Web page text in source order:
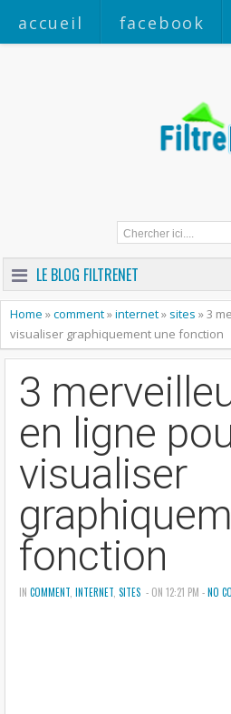
accueil facebook
LE BLOG FILTRENET
Home »comment»internet» sites »3
visualiser graphiquement une fonction
3
en ligne
visualiser
fonction
IN COMMENT INTERNET SITES - ON 12:21 PM -NO